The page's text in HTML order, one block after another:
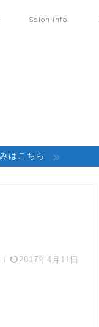
Salon info.
はこちら
/ 2017年4月11日